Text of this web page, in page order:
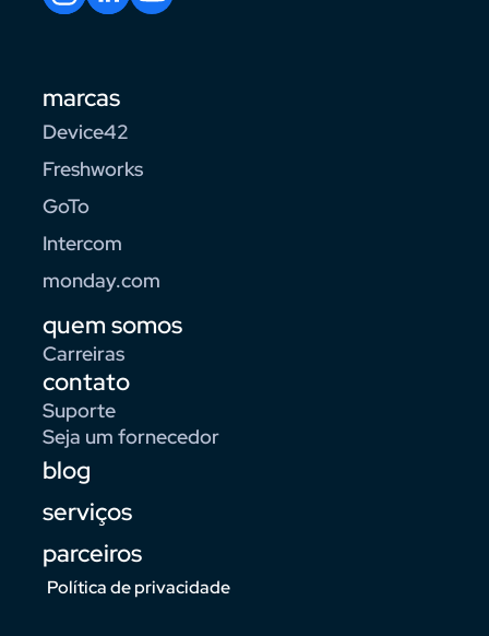
marcas
Device42
Freshworks
GoTo
Intercom
monday.com
quem somos
Carreiras
contato
Suporte
Seja um fornecedor
blog
serviços
parceiros
Política de privacidade